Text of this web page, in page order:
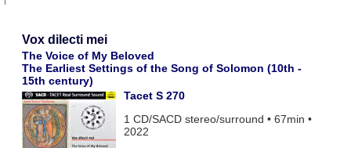
Vox dilecti mei
The Voice of My Beloved
The Earliest Settings of the Song of Solomon (10th -
15th century)
Tacet S 270
1 CD/SACD stereo/surround • 67min •
2022